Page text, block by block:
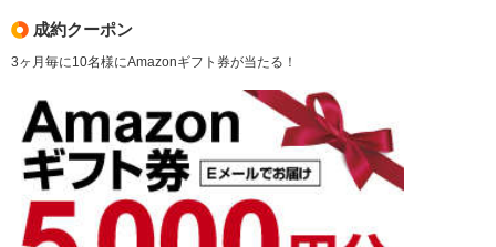
成約クーポン
3ヶ月毎に10名様にAmazonギフト券が当たる！